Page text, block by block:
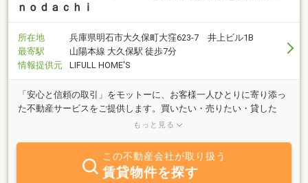
ｎｏｄａｃｈｉ
所在地
兵庫県明石市大久保町大窪623-7 井上ビル1B
最寄駅
山陽本線 大久保駅 徒歩7分
情報提供元
LIFULL HOME'S
「安心と信頼の取引」をモットーに、お客様一人ひとりに寄り添っ
た不動産サービスをご提供します。買いたい・売りたい・貸した
い・借りたいはぜひ「明石大久保の小さな不動産nodachi」へご相
もっと見る
この不動産会社が取り扱う
賃貸物件を探す